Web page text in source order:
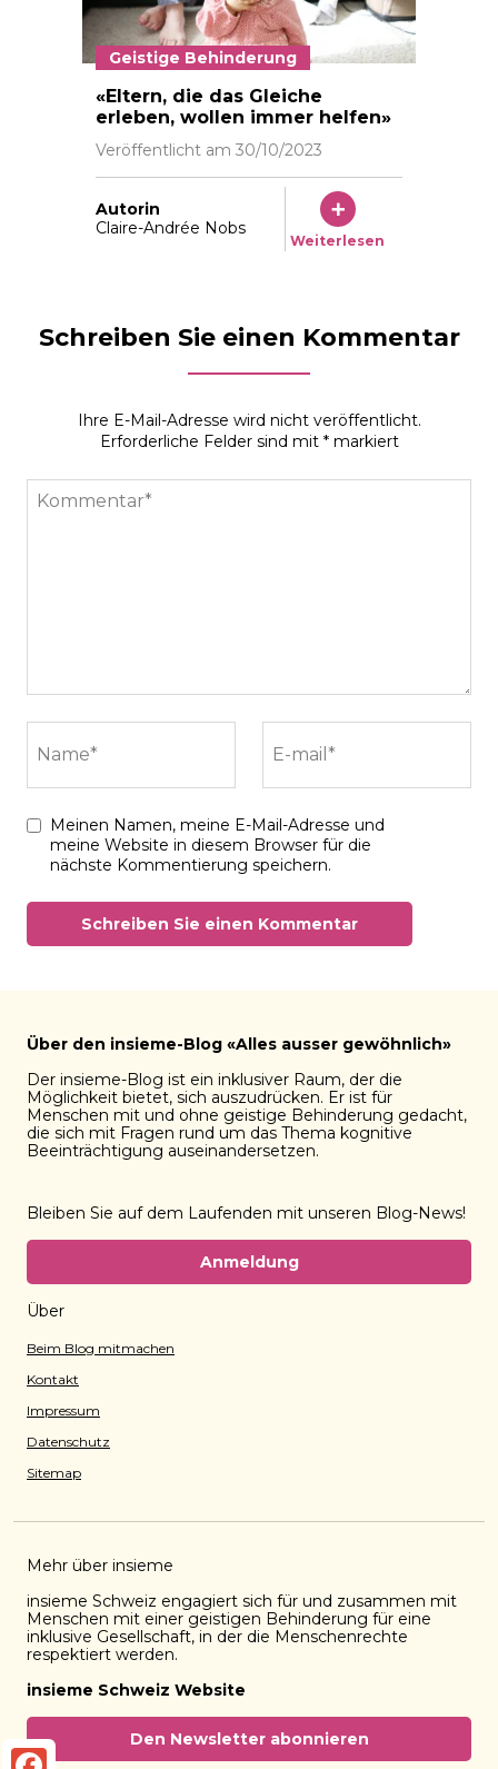
Reportage sur les proches aidants - famille Santos 
Geistige Behinderung
«Eltern, die das Gleiche
erleben, wollen immer helfen»
Veröffentlicht am 30/10/2023
Autorin
Claire-Andrée Nobs
Weiterlesen
Schreiben Sie einen Kommentar
Ihre E-Mail-Adresse wird nicht veröffentlicht.
Erforderliche Felder sind mit *markiert
Kommentar*
Meinen Namen, meine E-Mail-Adresse und
meine Website in diesem Browser für die
nächste Kommentierung speichern.
Über den insieme-Blog «Alles ausser gewöhnlich»
Der insieme-Blog ist ein inklusiver Raum, der die
Möglichkeit bietet, sich auszudrücken. Er ist für
Menschen mit und ohne geistige Behinderung gedacht,
die sich mit Fragen rund um das Thema kognitive
Beeinträchtigung auseinandersetzen.
Bleiben Sie auf dem Laufenden mit unseren Blog-News!
Anmeldung
Über
Beim Blog mitmachen
Kontakt
Impressum
Datenschutz
Sitemap
Mehr über insieme
insieme Schweiz engagiert sich für und zusammen mit
Menschen mit einer geistigen Behinderung für eine
inklusive Gesellschaft, in der die Menschenrechte
respektiert werden.
insieme Schweiz Website
Den Newsletter abonnieren